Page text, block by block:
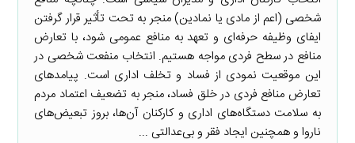
شخصی (اعم از مادی یا نمادین) منجر به تحت تأثیر قرار گرفتن
ایفای وظیفه حرفه‌ای و تعهد به منافع عمومی شود، با تعارض
منافع در سطح فردی مواجه هستیم. انتخاب منفعت شخصی در
این موقعیت نمودی از فساد و تخلف اداری است. پیامدهای
تعارض منافع فردی در خلق فساد، منجر به تضعیف اعتماد مردم
به سلامت دستگاه‌های اداری و کارکنان آن‌ها، بروز تبعیض‌های
ناروا و همچنین ایجاد فقر و بی‌عدالتی ...